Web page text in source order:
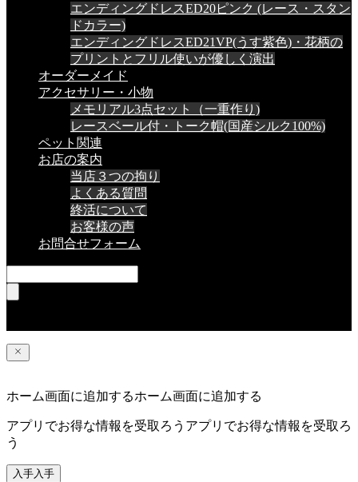
エンディングドレスED20ピンク (レース・スタン
ドカラー)
エンディングドレスED21VP(うす紫色)・花柄の
プリントとフリル使いが優しく演出
オーダーメイド
アクセサリー・小物
メモリアル3点セット（一重作り)
レースベール付・トーク帽(国産シルク100%)
ペット関連
お店の案内
当店３つの拘り
よくある質問
終活について
お客様の声
お問合せフォーム
ホーム画面に追加するホーム画面に追加する
アプリでお得な情報を受取ろう アプリでお得な情報を受取ろ
う
入手入手